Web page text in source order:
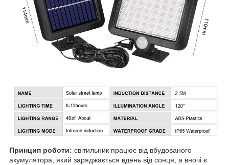
Принцип роботи: світильник працює від вбудованого
акумулятора, який заряджається вдень від сонця, а вночі є